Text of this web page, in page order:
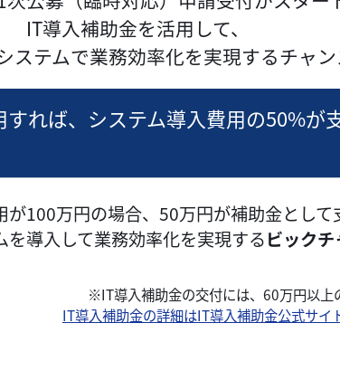
IT導入補助金を活用して、
ステムで業務効率化を実現するチャン
れば、システム導入費用の50%が
100万円の場合、50万円が補助金として
を導入して業務効率化を実現するビック
※IT導入補助金の交付には、60万円以上
IT導入補助金の詳細はIT導入補助金公式サイ